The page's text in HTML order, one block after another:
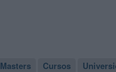
Masters Cursos